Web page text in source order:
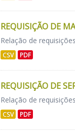
REQUISIÇÃO DE
Relação de
CSV PDF
REQUISIÇÃO DE
Relação de
CSV PDF